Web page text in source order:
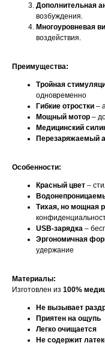
Дополнительная
возбуждения.
Многоуровневая
воздействия.
Преимущества:
Тройная
одновременно
Гибкие отростки –
Мощный мотор –
Медицинский
Перезаряжаемый
Особенности:
Красный цвет –
Тихая, но мощная
USB-зарядка –
Эргономичная
удержание
Материалы:
Изготовлен из 100%
Не вызывает
Приятен на ощупь
Легко очищается
Не содержит